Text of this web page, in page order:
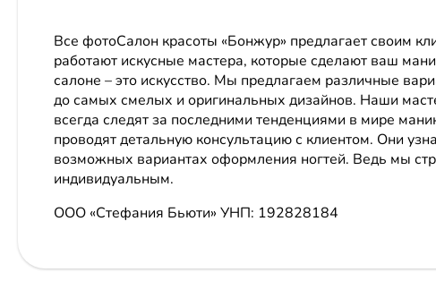
Все фотоСалон красоты «Бонжур» предлагает своим
работают искусные мастера, которые сделают ваш
салоне – это искусство. Мы предлагаем различные
до самых смелых и оригинальных дизайнов. Наши
всегда следят за последними тенденциями в мире
проводят детальную консультацию с клиентом. Они
возможных вариантах оформления ногтей. Ведь мы
индивидуальным.
ООО «Стефания Бьюти» УНП: 192828184